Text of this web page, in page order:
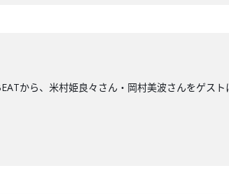
から、米村姫良々さん・岡村美波さんをゲスト